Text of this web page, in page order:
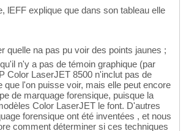
lEFF explique que dans son tableau elle
quelle na pas pu voir des points jaunes ;
n'y a pas de témoin graphique (par
Color LaserJET 8500 n'inclut pas de
que l'on puisse voir, mais elle peut encore
de marquage forensique, puisque la
Color LaserJET le font. D'autres
forensique ont été inventées , et nous
comment déterminer si ces techniques